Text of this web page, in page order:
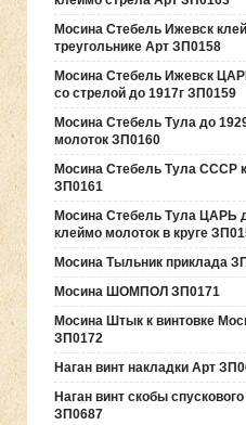
Мосина Стебель Ижевск
треугольнике Арт ЗП0158
Мосина Стебель Ижевск
со стрелой до 1917г ЗП0159
Мосина Стебель Тула до
молоток ЗП0160
Мосина Стебель Тула СССР
ЗП0161
Мосина Стебель Тула ЦАРЬ
клеймо молоток в круге
Мосина Тыльник приклада
Мосина ШОМПОЛ ЗП0171
Мосина Штык к винтовке
ЗП0172
Наган винт накладки Арт
Наган винт скобы
ЗП0687